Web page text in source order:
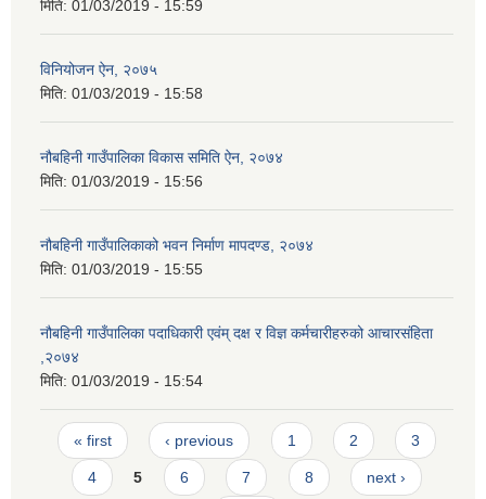
मिति: 01/03/2019 - 15:59
विनियोजन ऐन, २०७५
मिति: 01/03/2019 - 15:58
नौबहिनी गाउँपालिका विकास समिति ऐन, २०७४
मिति: 01/03/2019 - 15:56
नौबहिनी गाउँपालिकाको भवन निर्माण मापदण्ड, २०७४
मिति: 01/03/2019 - 15:55
नौबहिनी गाउँपालिका पदाधिकारी एवंम् दक्ष र विज्ञ कर्मचारीहरुको आचारसंहिता
,२०७४
मिति: 01/03/2019 - 15:54
Pages
« first ‹ previous 1 2 3
4 5 6 7 8 next ›